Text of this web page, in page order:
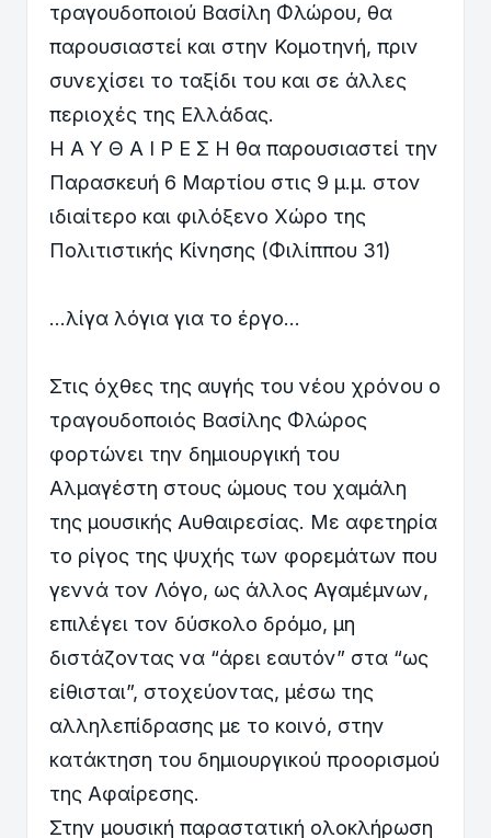
τραγουδοποιού Βασίλη Φλώρου, θα
παρουσιαστεί και στην Κομοτηνή, πριν
συνεχίσει το ταξίδι του και σε άλλες
περιοχές της Ελλάδας.
Η Α Υ Θ Α Ι Ρ Ε Σ Η θα παρουσιαστεί την
Παρασκευή 6 Μαρτίου στις 9 μ.μ. στον
ιδιαίτερο και φιλόξενο Χώρο της
Πολιτιστικής Κίνησης (Φιλίππου 31)
...λίγα λόγια για το έργο...
Στις όχθες της αυγής του νέου χρόνου ο
τραγουδοποιός Βασίλης Φλώρος
φορτώνει την δημιουργική του
Αλμαγέστη στους ώμους του χαμάλη
της μουσικής Αυθαιρεσίας. Με αφετηρία
το ρίγος της ψυχής των φορεμάτων που
γεννά τον Λόγο, ως άλλος Αγαμέμνων,
επιλέγει τον δύσκολο δρόμο, μη
διστάζοντας να “άρει εαυτόν” στα “ως
είθισται”, στοχεύοντας, μέσω της
αλληλεπίδρασης με το κοινό, στην
κατάκτηση του δημιουργικού προορισμού
της Αφαίρεσης.
Στην μουσική παραστατική ολοκλήρωση